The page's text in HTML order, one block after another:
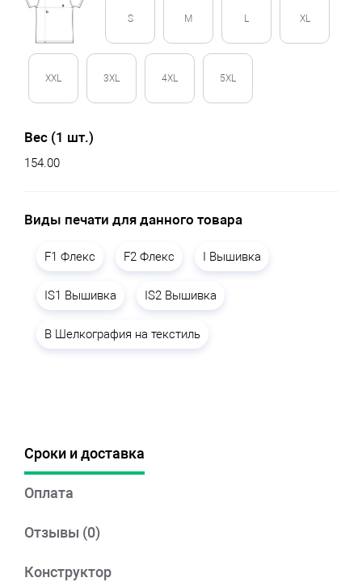
S M L XL
XXL 3XL 4XL 5XL
Вес (1 шт.)
154.00
Виды печати для данного товара
F1 Флекс F2 Флекс I Вышивка
IS1 Вышивка IS2 Вышивка
B Шелкография на текстиль
Сроки и доставка
Оплата
Отзывы (0)
Конструктор